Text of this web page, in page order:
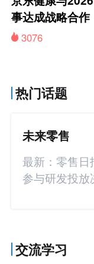
事达成战略合作
3076
热门话题
未来零售
最新：零售
参与研发投放
交流学习